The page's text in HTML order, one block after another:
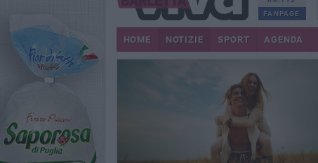
FANPAGE
HOME NOTIZIE SPORT AGENDA